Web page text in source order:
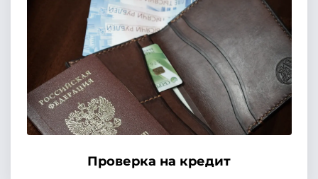
Проверка на кредит